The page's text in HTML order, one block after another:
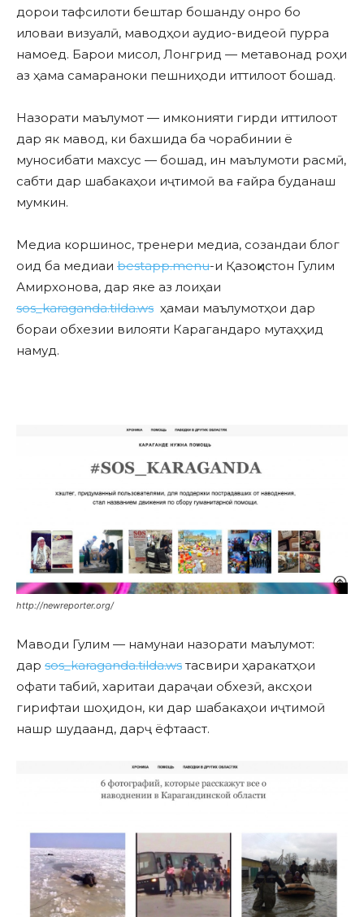
дорои тафсилоти бештар бошанду онро бо
иловаи визуалӣ, маводҳои аудио-видеоӣ пурра
намоед. Барои мисол, Лонгрид — метавонад роҳи
аз ҳама самараноки пешниҳоди иттилоот бошад.
Назорати маълумот — имконияти гирди иттилоот
дар як мавод, ки бахшида ба чорабинии ё
муносибати махсус — бошад, ин маълумоти расмӣ,
сабти дар шабакаҳои иҷтимоӣ ва ғайра буданаш
мумкин.
Медиа коршинос, тренери медиа, созандаи блог
оид ба медиаи bestapp.menu-и Қазоқистон Гулим
Амирхонова, дар яке аз лоиҳаи
sos_karaganda.tilda.ws ҳамаи маълумотҳои дар
бораи обхезии вилояти Карагандаро мутаҳҳид
намуд.
http://newreporter.org/
Маводи Гулим — намунаи назорати маълумот:
дар sos_karaganda.tilda.ws тасвири ҳаракатҳои
офати табиӣ, харитаи дараҷаи обхезӣ, аксҳои
гирифтаи шоҳидон, ки дар шабакаҳои иҷтимоӣ
нашр шудаанд, дарҷ ёфтааст.